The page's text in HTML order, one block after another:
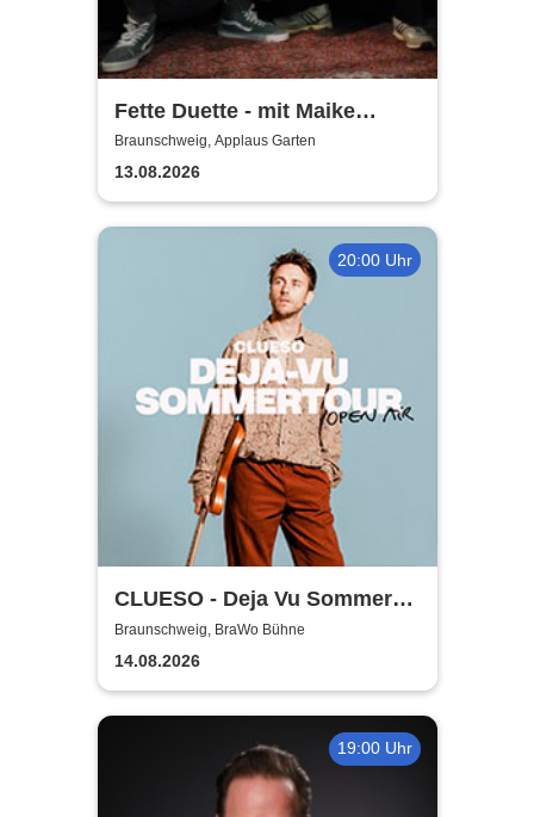
Fette Duette - mit Maike
Jacobs & Markus Schultze
Braunschweig, Applaus Garten
13.08.2026
20:00 Uhr
CLUESO - Deja Vu Sommer
Open Air
Braunschweig, BraWo Bühne
14.08.2026
19:00 Uhr